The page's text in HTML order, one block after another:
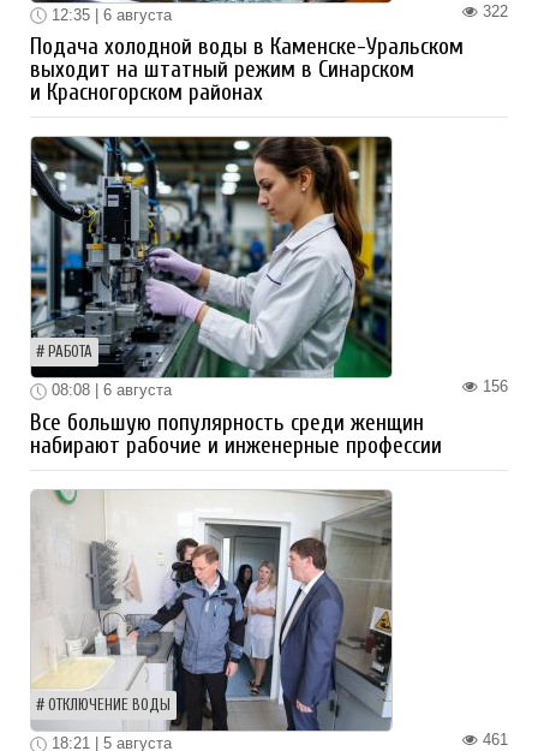
322
12:35 | 6 августа
Подача холодной воды в Каменске-Уральском
выходит на штатный режим в Синарском
и Красногорском районах
РАБОТА
156
08:08 | 6 августа
Все большую популярность среди женщин
набирают рабочие и инженерные профессии
ОТКЛЮЧЕНИЕ ВОДЫ
461
18:21 | 5 августа